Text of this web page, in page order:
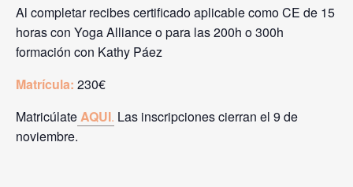
Al completar recibes certificado aplicable como CE de 15
horas con Yoga Alliance o para las 200h o 300h
formación con Kathy Páez
Matrícula: 230€
MatricúlateAQUI. Las inscripciones cierran el 9 de
noviembre.